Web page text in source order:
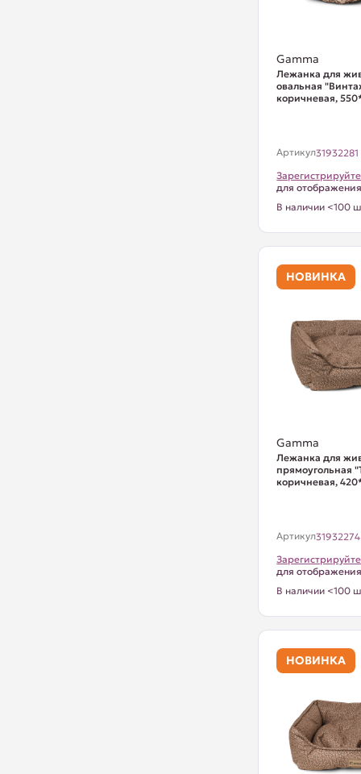
Gamma
Лежанка для
овальная
коричневая,
Артикул31932281
для
В наличии <100
НОВИНКА
Gamma
Лежанка для
прямоугольная
коричневая,
Артикул31932274
для
В наличии <100
НОВИНКА